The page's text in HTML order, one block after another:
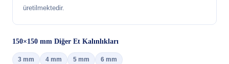
üretilmektedir.
150×150 mm Diğer Et Kalınlıkları
3 mm 4 mm 5 mm 6 mm